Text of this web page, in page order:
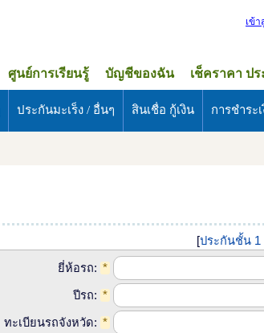
เข้า
เช็คราคา ป
บัญชีของฉัน
ศูนย์การเรียนรู้
ประกันมะเร็ง / อื่นๆ สินเชื่อ กู้เงิน การชำระ
[ประกันชั้น 1
ยี่ห้อรถ: *
ปีรถ: *
ทะเบียนรถจังหวัด: *